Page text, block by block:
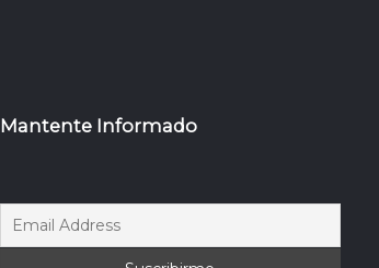
Mantente Informado